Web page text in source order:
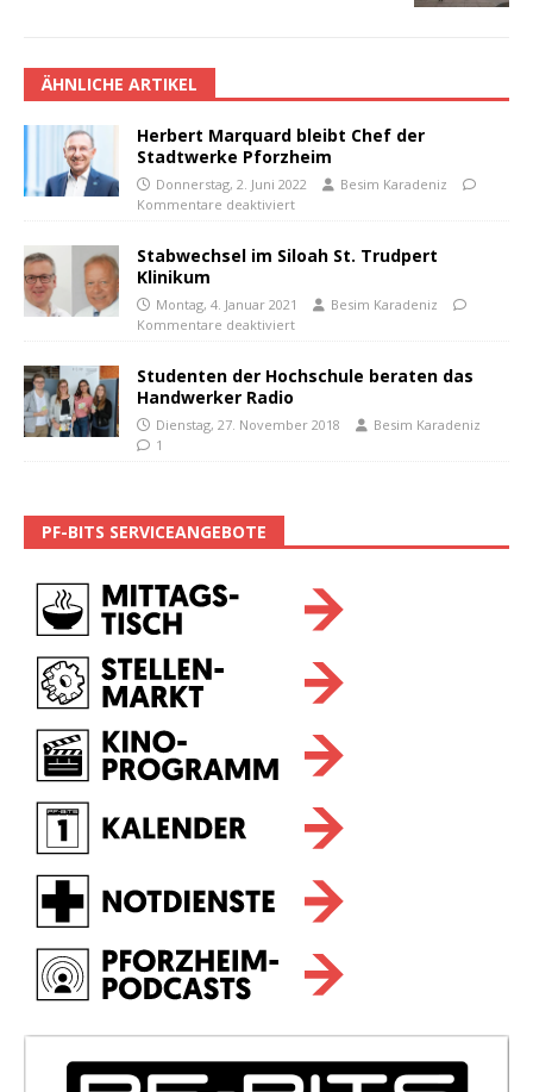
ÄHNLICHE ARTIKEL
Herbert Marquard bleibt Chef der
Stadtwerke Pforzheim
Donnerstag, 2. Juni 2022
Besim Karadeniz
Kommentare deaktiviert
Stabwechsel im Siloah St. Trudpert
Klinikum
Montag, 4. Januar 2021
Besim Karadeniz
Kommentare deaktiviert
Studenten der Hochschule beraten das
Handwerker Radio
Dienstag, 27. November 2018
Besim Karadeniz
1
PF-BITS SERVICEANGEBOTE